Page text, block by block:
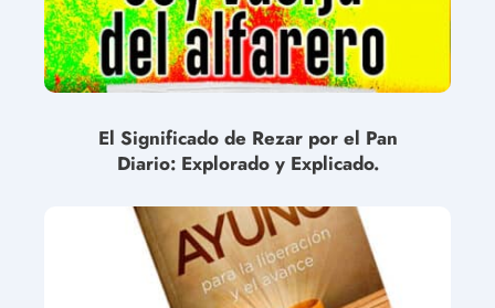
El Significado de Rezar por el Pan
Diario: Explorado y Explicado.